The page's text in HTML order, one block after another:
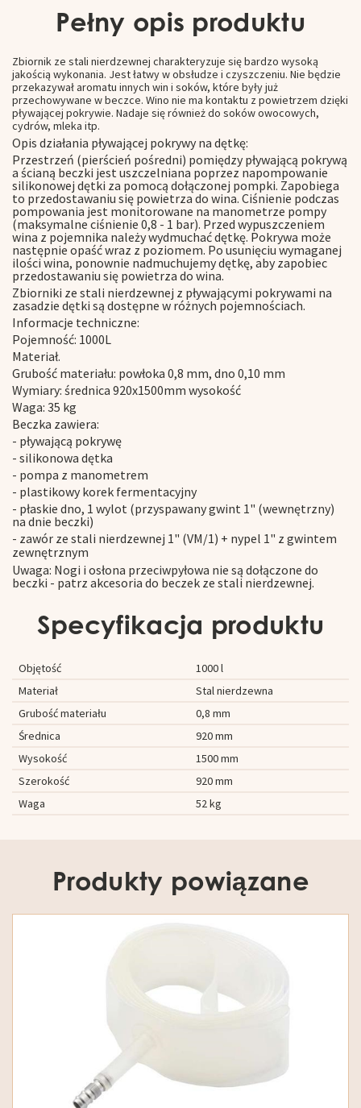
Pełny opis produktu
Zbiornik ze stali nierdzewnej charakteryzuje się bardzo wysoką
jakością wykonania. Jest łatwy w obsłudze i czyszczeniu. Nie będzie
przekazywał aromatu innych win i soków, które były już
przechowywane w beczce. Wino nie ma kontaktu z powietrzem dzięki
pływającej pokrywie. Nadaje się również do soków owocowych,
cydrów, mleka itp.
Opis działania pływającej pokrywy na dętkę:
Przestrzeń (pierścień pośredni) pomiędzy pływającą pokrywą
a ścianą beczki jest uszczelniana poprzez napompowanie
silikonowej dętki za pomocą dołączonej pompki. Zapobiega
to przedostawaniu się powietrza do wina. Ciśnienie podczas
pompowania jest monitorowane na manometrze pompy
(maksymalne ciśnienie 0,8 - 1 bar). Przed wypuszczeniem
wina z pojemnika należy wydmuchać dętkę. Pokrywa może
następnie opaść wraz z poziomem. Po usunięciu wymaganej
ilości wina, ponownie nadmuchujemy dętkę, aby zapobiec
przedostawaniu się powietrza do wina.
Zbiorniki ze stali nierdzewnej z pływającymi pokrywami na
zasadzie dętki są dostępne w różnych pojemnościach.
Informacje techniczne:
Pojemność: 1000L
Materiał.
Grubość materiału: powłoka 0,8 mm, dno 0,10 mm
Wymiary: średnica 920x1500mm wysokość
Waga: 35 kg
Beczka zawiera:
- pływającą pokrywę
- silikonowa dętka
- pompa z manometrem
- plastikowy korek fermentacyjny
- płaskie dno, 1 wylot (przyspawany gwint 1" (wewnętrzny)
na dnie beczki)
- zawór ze stali nierdzewnej 1" (VM/1) + nypel 1" z gwintem
zewnętrznym
Uwaga: Nogi i osłona przeciwpyłowa nie są dołączone do
beczki - patrz akcesoria do beczek ze stali nierdzewnej.
Specyfikacja produktu
Objętość
1000 l
Materiał
Stal nierdzewna
Grubość materiału
0,8 mm
Średnica
920 mm
Wysokość
1500 mm
Szerokość
920 mm
Waga
52 kg
Produkty powiązane